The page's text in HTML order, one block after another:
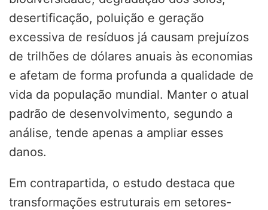
desertificação, poluição e geração
excessiva de resíduos já causam prejuízos
de trilhões de dólares anuais às economias
e afetam de forma profunda a qualidade de
vida da população mundial. Manter o atual
padrão de desenvolvimento, segundo a
análise, tende apenas a ampliar esses
danos.
Em contrapartida, o estudo destaca que
transformações estruturais em setores-